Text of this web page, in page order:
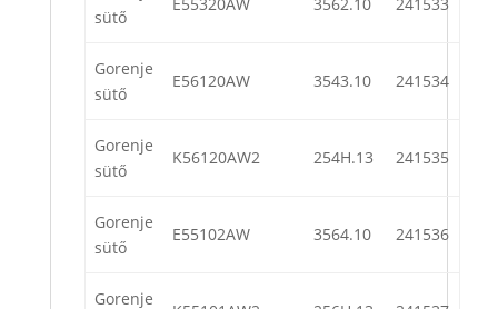
sütő
E55320AW 3562.10 241533
Gorenje
sütő
E56120AW 3543.10 241534
Gorenje
sütő
K56120AW2 254H.13 241535
Gorenje
sütő
E55102AW 3564.10 241536
Gorenje